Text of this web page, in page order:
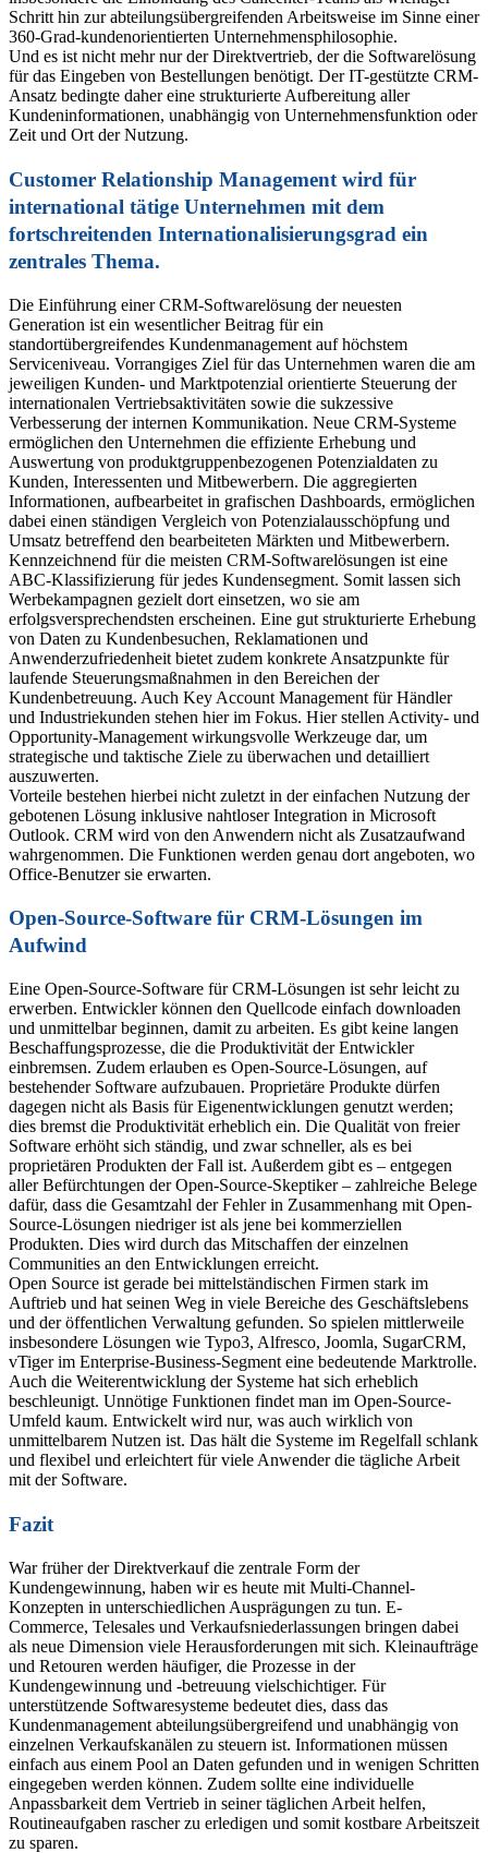
Schritt hin zur abteilungsübergreifenden Arbeitsweise im Sinne einer
360-Grad-kundenorientierten Unternehmensphilosophie.
Und es ist nicht mehr nur der Direktvertrieb, der die Softwarelösung
für das Eingeben von Bestellungen benötigt. Der IT-gestützte CRM-
Ansatz bedingte daher eine strukturierte Aufbereitung aller
Kundeninformationen, unabhängig von Unternehmensfunktion oder
Zeit und Ort der Nutzung.
Customer Relationship Management wird für
international tätige Unternehmen mit dem
fortschreitenden Internationalisierungsgrad ein
zentrales Thema.
Die Einführung einer CRM-Softwarelösung der neuesten
Generation ist ein wesentlicher Beitrag für ein
standortübergreifendes Kundenmanagement auf höchstem
Serviceniveau. Vorrangiges Ziel für das Unternehmen waren die am
jeweiligen Kunden- und Marktpotenzial orientierte Steuerung der
internationalen Vertriebsaktivitäten sowie die sukzessive
Verbesserung der internen Kommunikation. Neue CRM-Systeme
ermöglichen den Unternehmen die effiziente Erhebung und
Auswertung von produktgruppenbezogenen Potenzialdaten zu
Kunden, Interessenten und Mitbewerbern. Die aggregierten
Informationen, aufbearbeitet in grafischen Dashboards, ermöglichen
dabei einen ständigen Vergleich von Potenzialausschöpfung und
Umsatz betreffend den bearbeiteten Märkten und Mitbewerbern.
Kennzeichnend für die meisten CRM-Softwarelösungen ist eine
ABC-Klassifizierung für jedes Kundensegment. Somit lassen sich
Werbekampagnen gezielt dort einsetzen, wo sie am
erfolgsversprechendsten erscheinen. Eine gut strukturierte Erhebung
von Daten zu Kundenbesuchen, Reklamationen und
Anwenderzufriedenheit bietet zudem konkrete Ansatzpunkte für
laufende Steuerungsmaßnahmen in den Bereichen der
Kundenbetreuung. Auch Key Account Management für Händler
und Industriekunden stehen hier im Fokus. Hier stellen Activity- und
Opportunity-Management wirkungsvolle Werkzeuge dar, um
strategische und taktische Ziele zu überwachen und detailliert
auszuwerten.
Vorteile bestehen hierbei nicht zuletzt in der einfachen Nutzung der
gebotenen Lösung inklusive nahtloser Integration in Microsoft
Outlook. CRM wird von den Anwendern nicht als Zusatzaufwand
wahrgenommen. Die Funktionen werden genau dort angeboten, wo
Office-Benutzer sie erwarten.
Open-Source-Software für CRM-Lösungen im
Aufwind
Eine Open-Source-Software für CRM-Lösungen ist sehr leicht zu
erwerben. Entwickler können den Quellcode einfach downloaden
und unmittelbar beginnen, damit zu arbeiten. Es gibt keine langen
Beschaffungsprozesse, die die Produktivität der Entwickler
einbremsen. Zudem erlauben es Open-Source-Lösungen, auf
bestehender Software aufzubauen. Proprietäre Produkte dürfen
dagegen nicht als Basis für Eigenentwicklungen genutzt werden;
dies bremst die Produktivität erheblich ein. Die Qualität von freier
Software erhöht sich ständig, und zwar schneller, als es bei
proprietären Produkten der Fall ist. Außerdem gibt es – entgegen
aller Befürchtungen der Open-Source-Skeptiker – zahlreiche Belege
dafür, dass die Gesamtzahl der Fehler in Zusammenhang mit Open-
Source-Lösungen niedriger ist als jene bei kommerziellen
Produkten. Dies wird durch das Mitschaffen der einzelnen
Communities an den Entwicklungen erreicht.
Open Source ist gerade bei mittelständischen Firmen stark im
Auftrieb und hat seinen Weg in viele Bereiche des Geschäftslebens
und der öffentlichen Verwaltung gefunden. So spielen mittlerweile
insbesondere Lösungen wie Typo3, Alfresco, Joomla, SugarCRM,
vTiger im Enterprise-Business-Segment eine bedeutende Marktrolle.
Auch die Weiterentwicklung der Systeme hat sich erheblich
beschleunigt. Unnötige Funktionen findet man im Open-Source-
Umfeld kaum. Entwickelt wird nur, was auch wirklich von
unmittelbarem Nutzen ist. Das hält die Systeme im Regelfall schlank
und flexibel und erleichtert für viele Anwender die tägliche Arbeit
mit der Software.
Fazit
War früher der Direktverkauf die zentrale Form der
Kundengewinnung, haben wir es heute mit Multi-Channel-
Konzepten in unterschiedlichen Ausprägungen zu tun. E-
Commerce, Telesales und Verkaufsniederlassungen bringen dabei
als neue Dimension viele Herausforderungen mit sich. Kleinaufträge
und Retouren werden häufiger, die Prozesse in der
Kundengewinnung und -betreuung vielschichtiger. Für
unterstützende Softwaresysteme bedeutet dies, dass das
Kundenmanagement abteilungsübergreifend und unabhängig von
einzelnen Verkaufskanälen zu steuern ist. Informationen müssen
einfach aus einem Pool an Daten gefunden und in wenigen Schritten
eingegeben werden können. Zudem sollte eine individuelle
Anpassbarkeit dem Vertrieb in seiner täglichen Arbeit helfen,
Routineaufgaben rascher zu erledigen und somit kostbare Arbeitszeit
zu sparen.